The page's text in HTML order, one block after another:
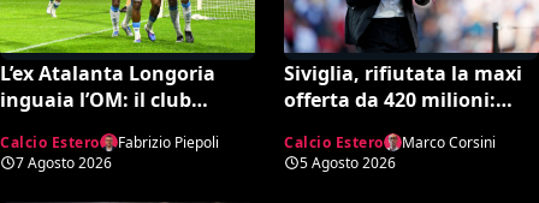
L’ex Atalanta Longoria
inguaia l’OM: il club
Ligue 2 e svende tutti i
suoi pezzi pregiati
Calcio Estero
Fabrizio Piepoli
7 Agosto 2026
Siviglia, rifiutata la maxi
offerta da 420 milioni:
clausola “anti-Ramos”
Calcio Estero
Marco Corsini
5 Agosto 2026